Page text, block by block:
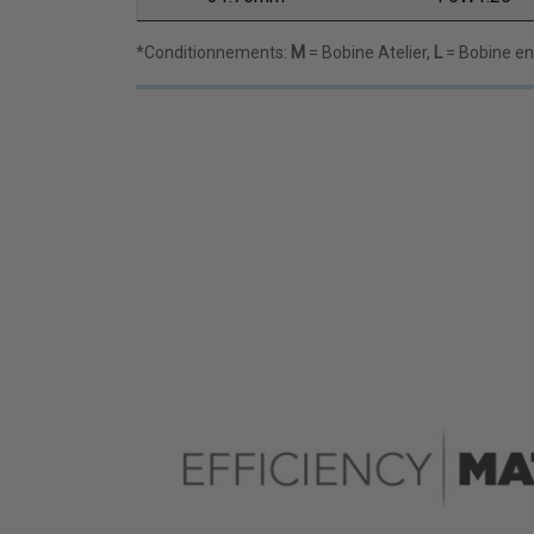
*Conditionnements: M = Bobine Atelier, L = Bobine